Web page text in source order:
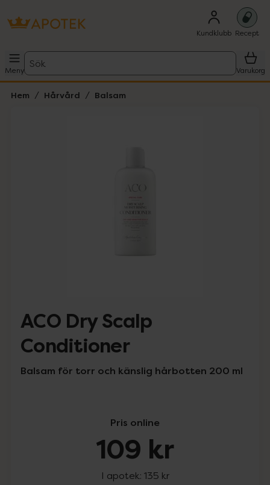
Kundklubb Recept
Meny
Sök
Varukorg
Hem Hårvård Balsam
ACO Dry Scalp
Conditioner
Balsam för torr och känslig hårbotten 200 ml
Pris online
109 kr
I apotek: 135 kr